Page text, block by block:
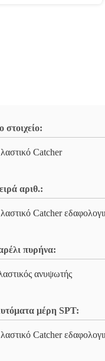
στοιχείο:
Catcher
αριθ.:
Catcher
πυρήνα:
ανυψωτής
μέρη SPT:
Catcher